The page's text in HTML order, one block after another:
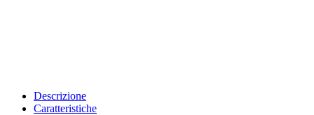
Descrizione
Caratteristiche